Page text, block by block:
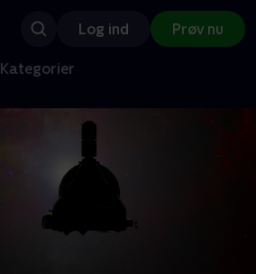
Log ind Prøv nu
Kategorier